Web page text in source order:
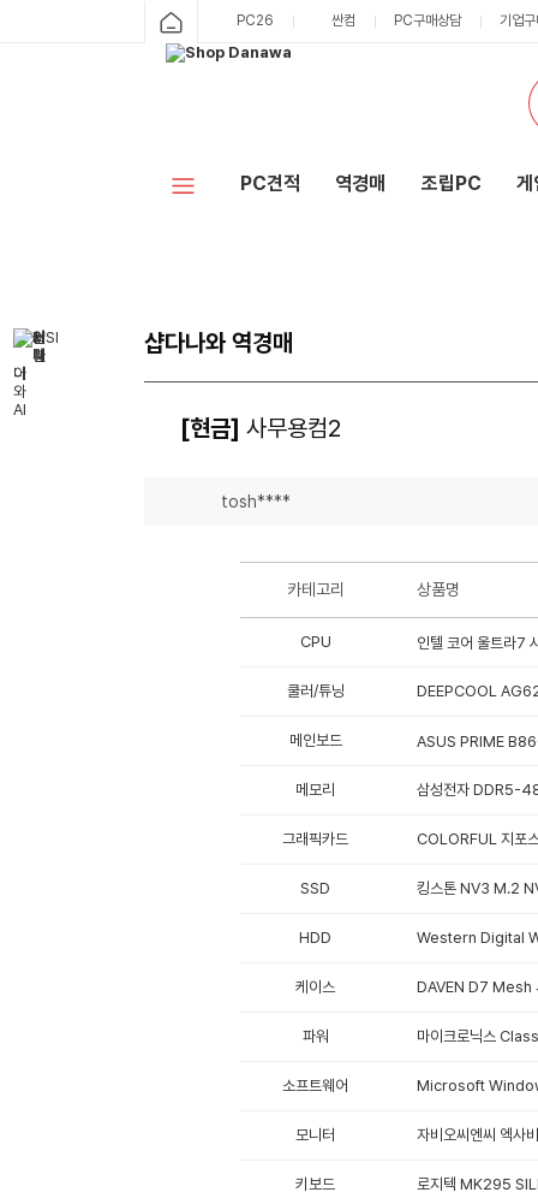
PC26 싼컴 PC구매상담 기업
PC견적 역경매 조립PC 게
샵다나와 역경매
[현금] 사무용컴2
tosh****
카테고리 상품명
CPU 인텔 코어 울트라7
쿨러/튜닝 DEEPCOOL
메인보드 ASUS PRIME
메모리 삼성전자 DDR5-
그래픽카드 COLORFUL 지포
SSD 킹스톤 NV3 M.2
HDD Western Digital
케이스 DAVEN D7 Mesh
파워 마이크로닉스
소프트웨어 Microsoft
모니터 자비오씨엔씨 엑
키보드 로지텍 MK295